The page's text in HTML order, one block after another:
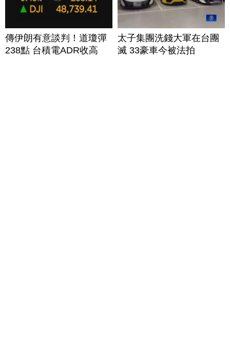
傳伊朗有意談判！道瓊彈
238點 台積電ADR收高
太子集團洗錢大軍在台團
滅 33豪車今被法拍